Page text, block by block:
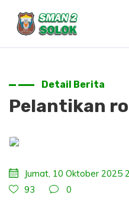
Detail Berita
Pelantikan
Jumat, 10 Oktober 2025
93
0